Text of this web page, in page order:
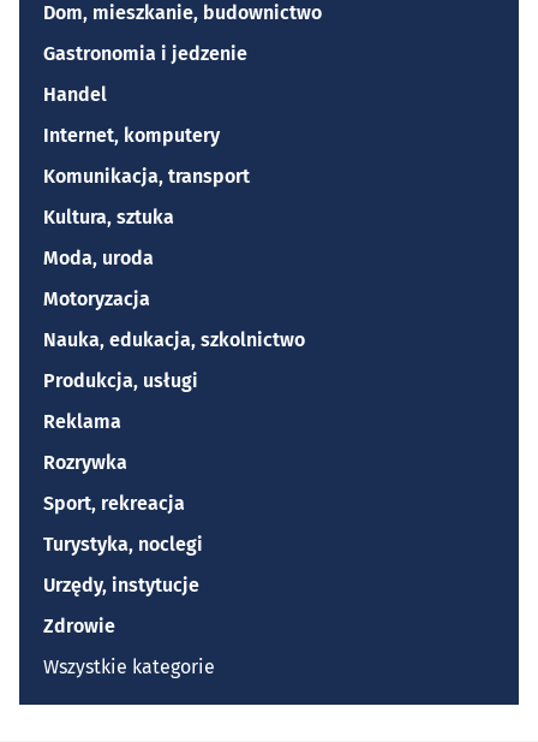
Dom, mieszkanie, budownictwo
Gastronomia i jedzenie
Handel
Internet, komputery
Komunikacja, transport
Kultura, sztuka
Moda, uroda
Motoryzacja
Nauka, edukacja, szkolnictwo
Produkcja, usługi
Reklama
Rozrywka
Sport, rekreacja
Turystyka, noclegi
Urzędy, instytucje
Zdrowie
Wszystkie kategorie